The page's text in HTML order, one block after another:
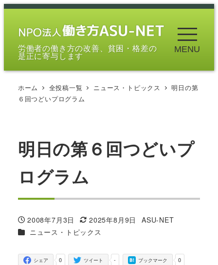
メ
労働者の働き方の改善、貧困・格差の
是正に寄与します
MENU
ホーム 全投稿一覧 ニュース・トピックス
明日の第
６回つどいプログラム
明日の第６回つどいプ
ログラム
投稿日
2008年7月3日
更新日
2025年8月9日
著
ASU-NET
カテゴリー
ニュース・トピックス
0
シェア -
ツイート 0
ブックマーク